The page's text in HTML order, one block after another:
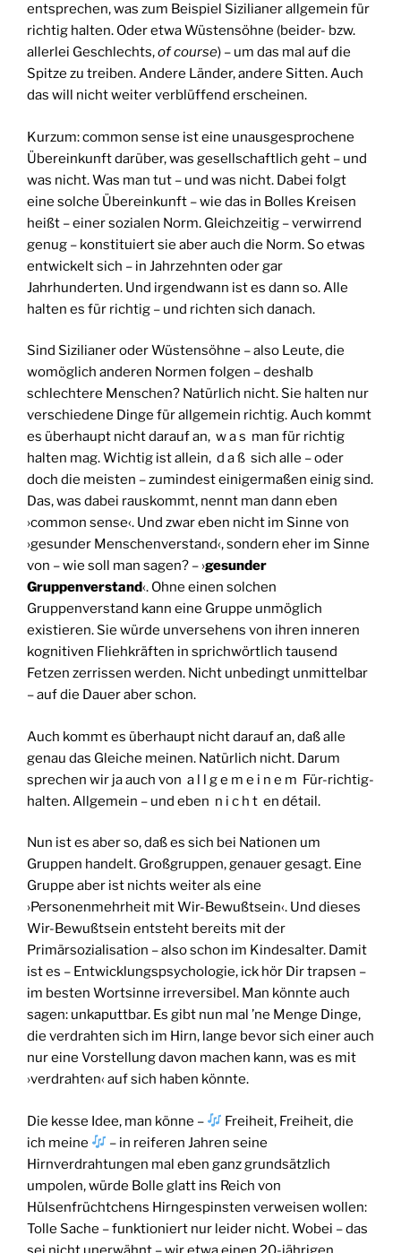
entsprechen, was zum Beispiel Sizilianer allgemein für
richtig halten. Oder etwa Wüstensöhne (beider- bzw.
allerlei Geschlechts,of course) – um das mal auf die
Spitze zu treiben. Andere Länder, andere Sitten. Auch
das will nicht weiter verblüffend erscheinen.
Kurzum: common sense ist eine unausgesprochene
Übereinkunft darüber, was gesellschaftlich geht – und
was nicht. Was man tut – und was nicht. Dabei folgt
eine solche Übereinkunft – wie das in Bolles Kreisen
heißt – einer sozialen Norm. Gleichzeitig – verwirrend
genug – konstituiert sie aber auch die Norm. So etwas
entwickelt sich – in Jahrzehnten oder gar
Jahrhunderten. Und irgendwann ist es dann so. Alle
halten es für richtig – und richten sich danach.
Sind Sizilianer oder Wüstensöhne – also Leute, die
womöglich anderen Normen folgen – deshalb
schlechtere Menschen? Natürlich nicht. Sie halten nur
verschiedene Dinge für allgemein richtig. Auch kommt
es überhaupt nicht darauf an, w a s man für richtig
halten mag. Wichtig ist allein, d a ß sich alle – oder
doch die meisten – zumindest einigermaßen einig sind.
Das, was dabei rauskommt, nennt man dann eben
›common sense‹. Und zwar eben nicht im Sinne von
›gesunder Menschenverstand‹, sondern eher im Sinne
von – wie soll man sagen? – ›gesunder
Gruppenverstand‹. Ohne einen solchen
Gruppenverstand kann eine Gruppe unmöglich
existieren. Sie würde unversehens von ihren inneren
kognitiven Fliehkräften in sprichwörtlich tausend
Fetzen zerrissen werden. Nicht unbedingt unmittelbar
– auf die Dauer aber schon.
Auch kommt es überhaupt nicht darauf an, daß alle
genau das Gleiche meinen. Natürlich nicht. Darum
sprechen wir ja auch von a l l g e m e i n e m Für-richtig-
halten. Allgemein – und eben n i c h t en détail.
Nun ist es aber so, daß es sich bei Nationen um
Gruppen handelt. Großgruppen, genauer gesagt. Eine
Gruppe aber ist nichts weiter als eine
›Personenmehrheit mit Wir-Bewußtsein‹. Und dieses
Wir-Bewußtsein entsteht bereits mit der
Primärsozialisation – also schon im Kindesalter. Damit
ist es – Entwicklungspsychologie, ick hör Dir trapsen –
im besten Wortsinne irreversibel. Man könnte auch
sagen: unkaputtbar. Es gibt nun mal ’ne Menge Dinge,
die verdrahten sich im Hirn, lange bevor sich einer auch
nur eine Vorstellung davon machen kann, was es mit
›verdrahten‹ auf sich haben könnte.
Die kesse Idee, man könne –
Freiheit, Freiheit, die
ich meine
– in reiferen Jahren seine
Hirnverdrahtungen mal eben ganz grundsätzlich
umpolen, würde Bolle glatt ins Reich von
Hülsenfrüchtchens Hirngespinsten verweisen wollen:
Tolle Sache – funktioniert nur leider nicht. Wobei – das